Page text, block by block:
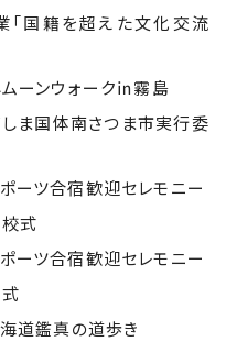
国籍を超えた文化交流
ーンウォーク㏌霧島
ま国体南さつま市実行委
ツ合宿歓迎セレモニー
式
ツ合宿歓迎セレモニー
道鑑真の道歩き